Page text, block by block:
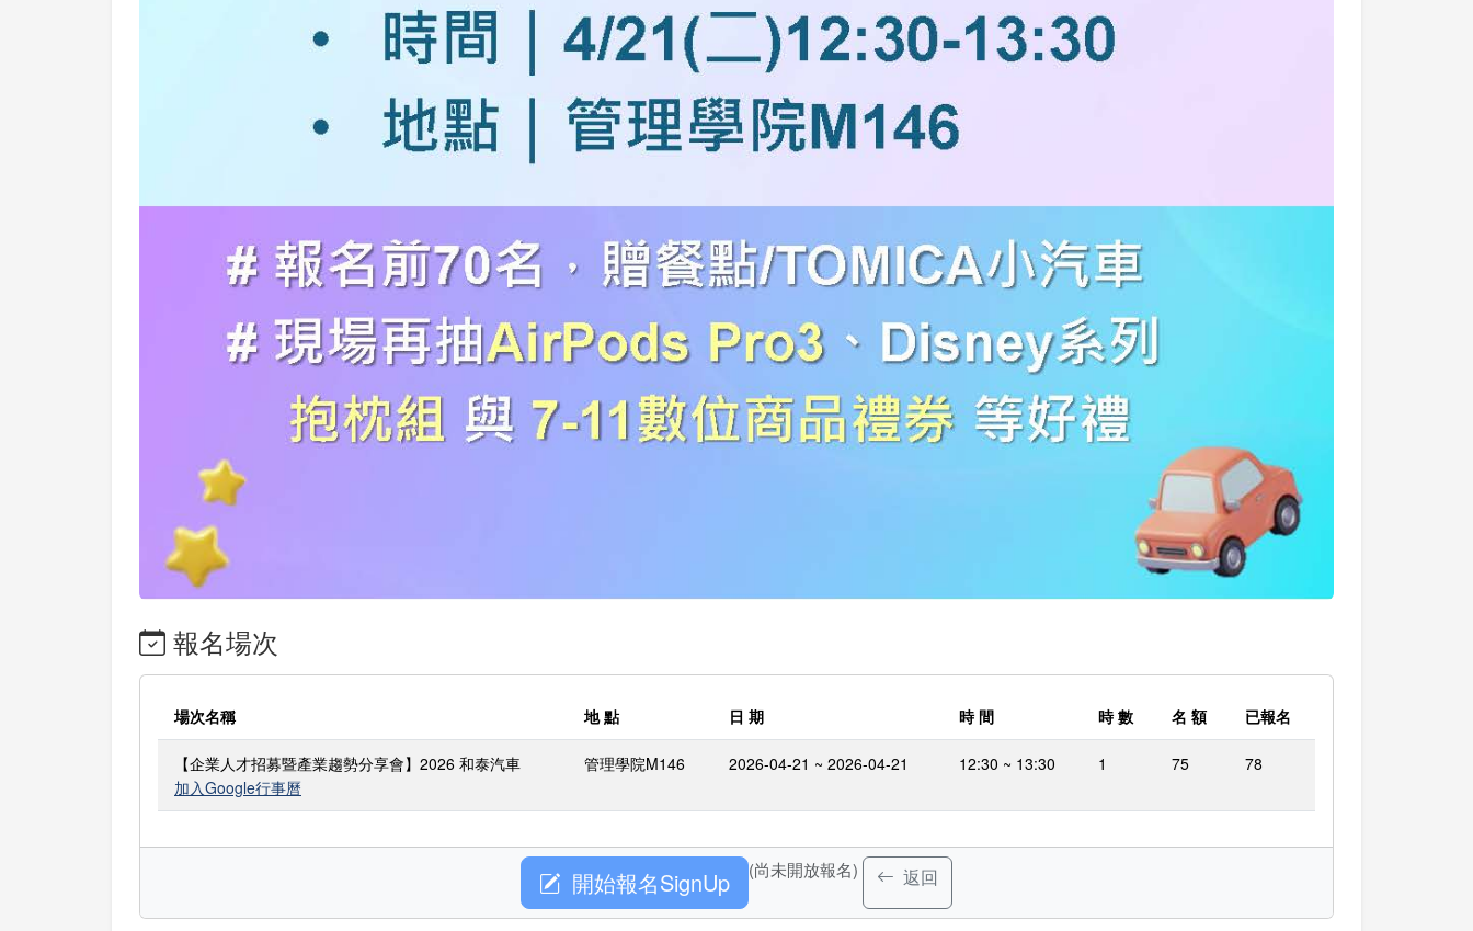
報名場次
場次名稱 地 點 日 期 時 間 時 數 名 額 已報名
【企業人才招募暨產業趨勢分享會】2026 和泰汽車
加入Google行事曆
管理學院M146 2026-04-21 ~ 2026-04-21 12:30 ~ 13:30 1 75 78
開始報名SignUp (尚未開放報名) 返回